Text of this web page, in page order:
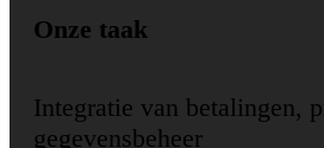
Onze taak
Integratie van betalingen,
gegevensbeheer